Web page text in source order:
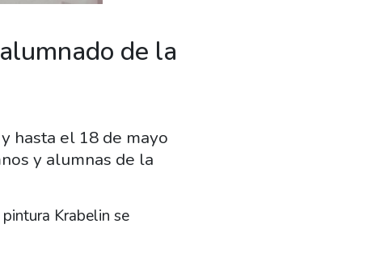
de la
hasta el 18 de mayo
y alumnas de la
Krabelin se